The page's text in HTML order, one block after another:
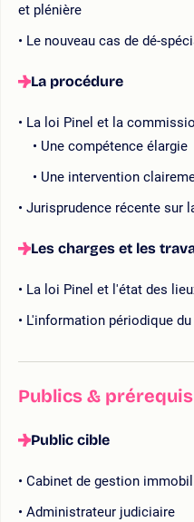
et plénière
Le nouveau cas de dé-
La procédure
La loi Pinel et la
Une compétence élargie
Une intervention
Jurisprudence récente sur
Les charges et les
La loi Pinel et l'état des
L'information périodique
Publics & prérequis
Public cible
Cabinet de gestion
Administrateur judiciaire